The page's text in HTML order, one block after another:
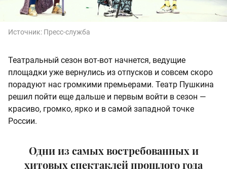
Источник: Пресс-служба
Театральный сезон вот-вот начнется, ведущие
площадки уже вернулись из отпусков и совсем скоро
порадуют нас громкими премьерами. Театр Пушкина
решил пойти еще дальше и первым войти в сезон —
красиво, громко, ярко и в самой западной точке
России.
Одни из самых востребованных и
хитовых спектаклей прошлого года